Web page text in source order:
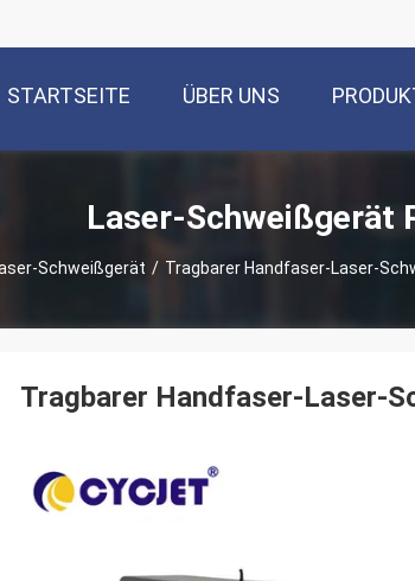
STARTSEITE ÜBER UNS
Laser-Schweißgerät
Schweißgerät / Tragbarer Handfaser-Laser-
Tragbarer Handfaser-Laser-